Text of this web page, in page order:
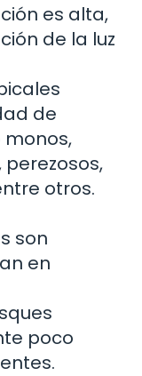
es alta,
de la luz
de
otros.
son
en
poco